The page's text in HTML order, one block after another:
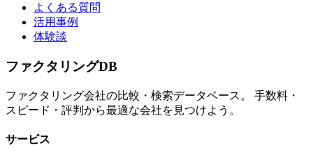
よくある質問
活用事例
体験談
ファクタリングDB
ファクタリング会社の比較・検索データベース。 手数料・
スピード・評判から最適な会社を見つけよう。
サービス